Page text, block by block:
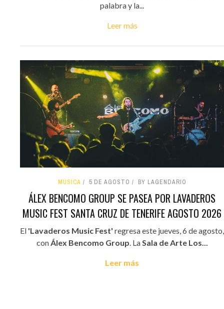
palabra y la...
Leer más
MÚSICA 5 DE AGOSTO BY LAGENDARIO
ÁLEX BENCOMO GROUP SE PASEA POR LAVADEROS
MUSIC FEST SANTA CRUZ DE TENERIFE AGOSTO 2026
El 'Lavaderos Music Fest' regresa este jueves, 6 de agosto,
conÁlex Bencomo Group. LaSala de Arte Los...
Leer más